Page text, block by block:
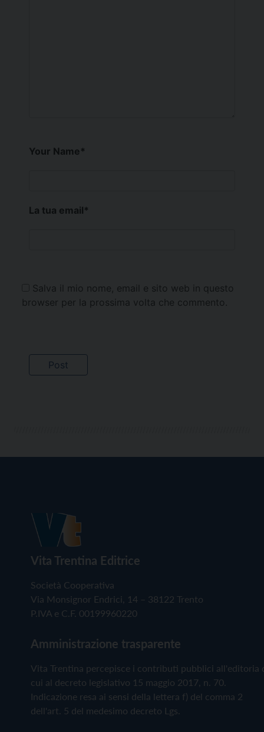
Your Name*
La tua email*
Salva il mio nome, email e sito web in questo
browser per la prossima volta che commento.
Vita Trentina Editrice
Società Cooperativa
Via Monsignor Endrici, 14 – 38122 Trento
P.IVA e C.F. 00199960220
Amministrazione trasparente
Vita Trentina percepisce i contributi pubblici all'editoria
cui al decreto legislativo 15 maggio 2017, n. 70.
Indicazione resa ai sensi della lettera f) del comma 2
dell'art. 5 del medesimo decreto Lgs.